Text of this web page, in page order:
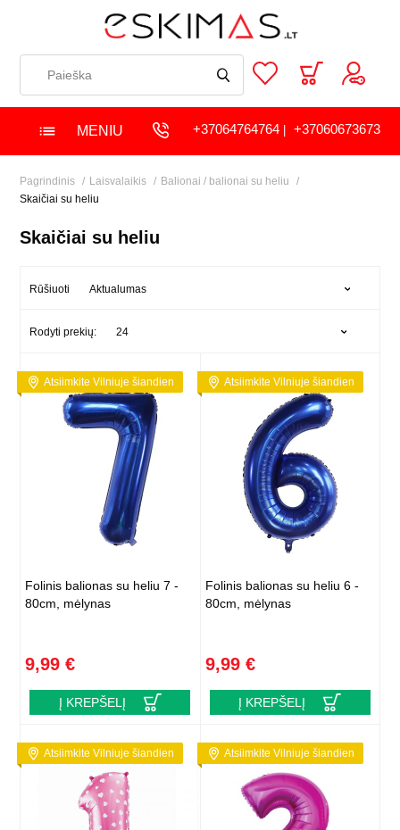
MENIU +37064764764| +37060673673
Pagrindinis Laisvalaikis
Balionai / balionai su heliu
Skaičiai su heliu
Skaičiai su heliu
Rūšiuoti Aktualumas
Rodyti prekių: 24
Atsiimkite Vilniuje šiandien
Folinis balionas su heliu 7 -
80cm, mėlynas
9,99 €
Į KREPŠELĮ
Atsiimkite Vilniuje šiandien
Folinis balionas su heliu 6 -
80cm, mėlynas
9,99 €
Į KREPŠELĮ
Atsiimkite Vilniuje šiandien Atsiimkite Vilniuje šiandien